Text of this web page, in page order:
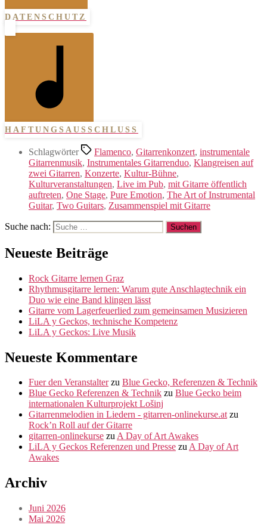
DATENSCHUTZ
HAFTUNGSAUSSCHLUSS
Schlagwörter Flamenco, Gitarrenkonzert, instrumentale
Gitarrenmusik, Instrumentales Gitarrenduo, Klangreisen auf
zwei Gitarren, Konzerte, Kultur-Bühne,
Kulturveranstaltungen, Live im Pub, mit Gitarre öffentlich
auftreten, One Stage, Pure Emotion, The Art of Instrumental
Guitar, Two Guitars, Zusammenspiel mit Gitarre
Suche nach:
Neueste Beiträge
Rock Gitarre lernen Graz
Rhythmusgitarre lernen: Warum gute Anschlagtechnik ein
Duo wie eine Band klingen lässt
Gitarre vom Lagerfeuerlied zum gemeinsamen Musizieren
LiLA y Geckos, technische Kompetenz
LiLA y Geckos: Live Musik
Neueste Kommentare
Fuer den Veranstalterzu Blue Gecko, Referenzen & Technik
Blue Gecko Referenzen & Technik zu Blue Gecko beim
internationalen Kulturprojekt Lošinj
Gitarrenmelodien in Liedern - gitarren-onlinekurse.atzu
Rock’n Roll auf der Gitarre
gitarren-onlinekurse zuA Day of Art Awakes
LiLA y Geckos Referenzen und Presse zuA Day of Art
Awakes
Archiv
Juni 2026
Mai 2026